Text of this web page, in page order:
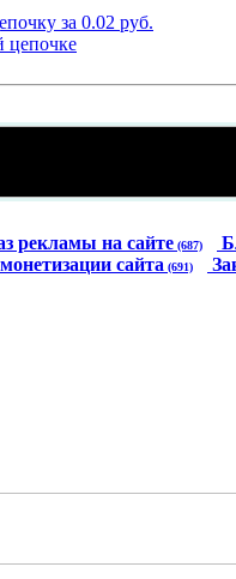
рекламы на сайте (687)
сайта (691)